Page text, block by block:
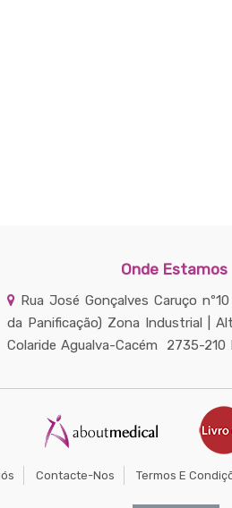
Onde Estamos
Rua José Gonçalves Caruço
da Panificação) Zona Industrial |
Colaride Agualva-Cacém 2735-210
Contacte-Nos Termos E